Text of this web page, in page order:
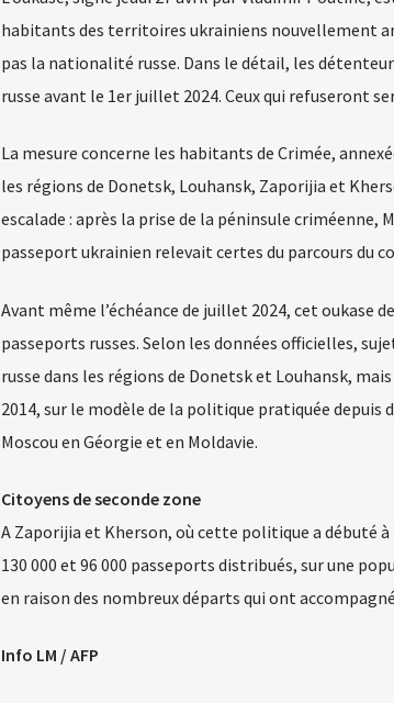
habitants des territoires ukrainiens nouvellement
pas la nationalité russe. Dans le détail, les
russe avant le 1er juillet 2024. Ceux qui refuseront
La mesure concerne les habitants de Crimée,
les régions de Donetsk, Louhansk, Zaporijia et
escalade : après la prise de la péninsule criméenne,
passeport ukrainien relevait certes du parcours
Avant même l’échéance de juillet 2024, cet oukase
passeports russes. Selon les données officielles,
russe dans les régions de Donetsk et Louhansk,
2014, sur le modèle de la politique pratiquée
Moscou en Géorgie et en Moldavie.
Citoyens de seconde zone
A Zaporijia et Kherson, où cette politique a débuté
130 000 et 96 000 passeports distribués, sur une
en raison des nombreux départs qui ont
Info LM / AFP